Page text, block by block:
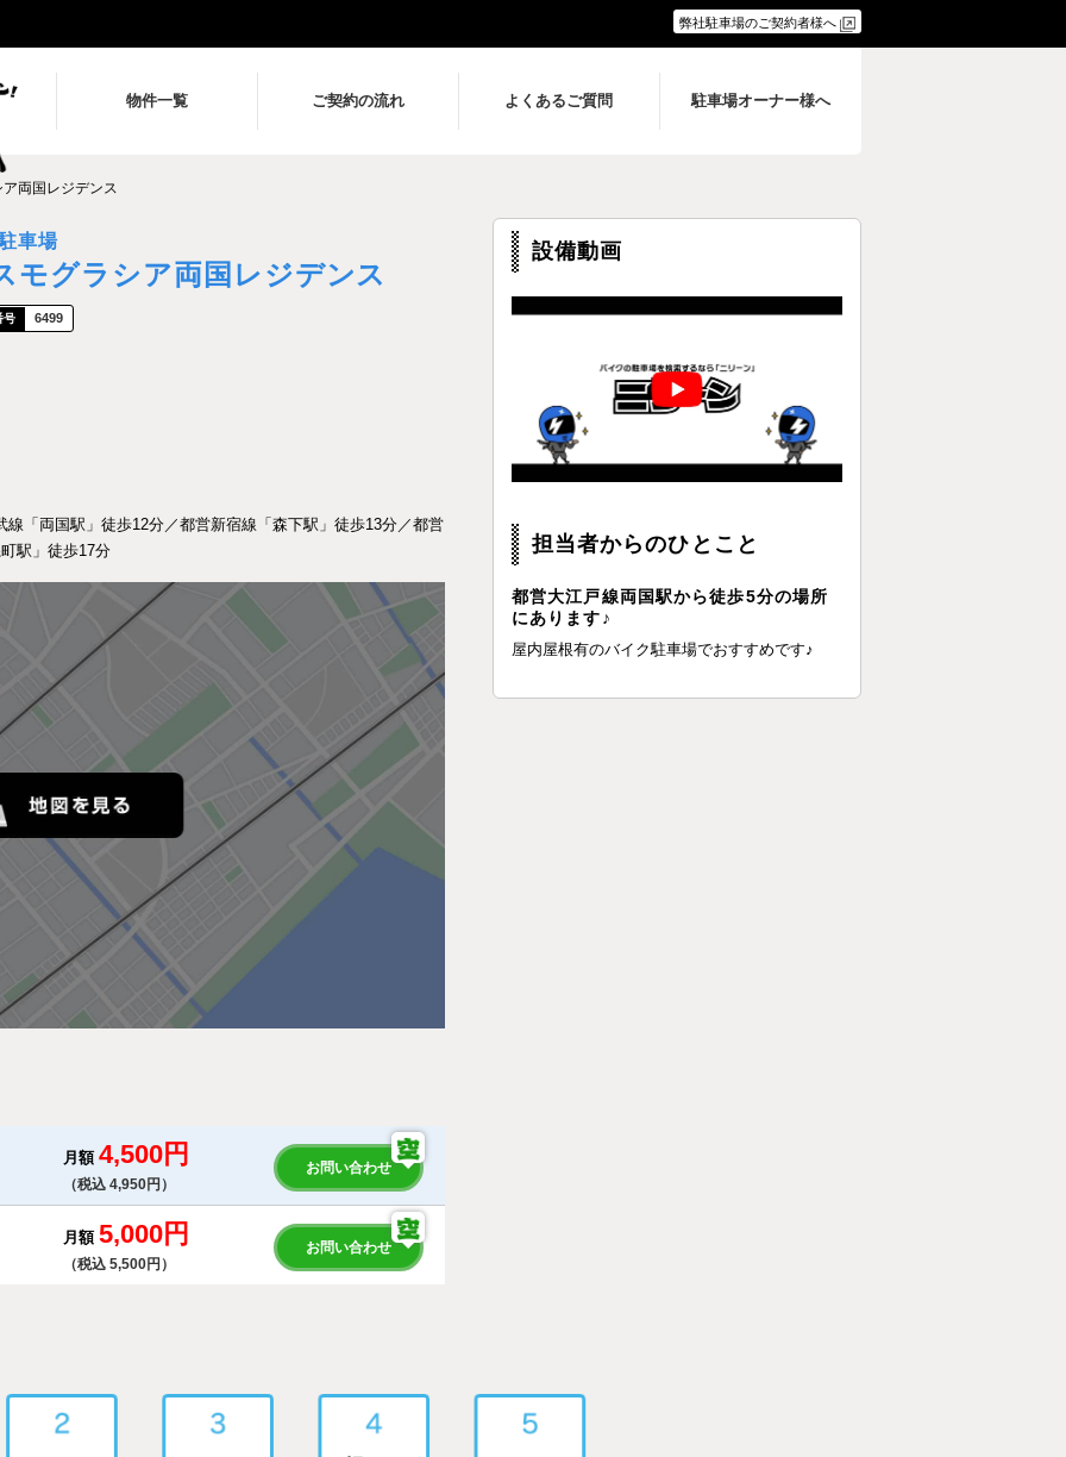
弊社駐車場のご契約者様へ
物件一覧 ご契約の流れ よくあるご質問 駐車場オーナー様へ
両国レジデンス
車場
モグラシア両国レジデンス
6499
「両国駅」徒歩12分／都営新宿線「森下駅」徒歩13分／都営
駅」徒歩17分
月額 4,500円
（税込 4,950円）
お問い合わせ
月額 5,000円
（税込 5,500円）
お問い合わせ
設備動画
担当者からのひとこと
都営大江戸線両国駅から徒歩5分の場所
にあります♪
屋内屋根有のバイク駐車場でおすすめです♪